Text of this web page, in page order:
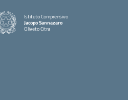
Istituto Comprensivo
Jacopo Sannazaro
Oliveto Citra